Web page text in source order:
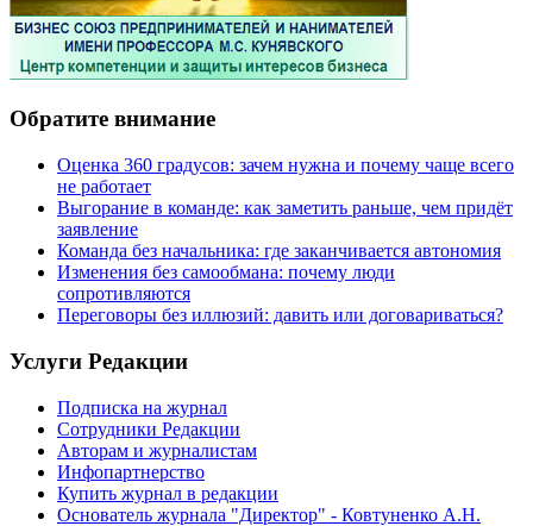
Обратите внимание
Оценка 360 градусов: зачем нужна и почему чаще всего
не работает
Выгорание в команде: как заметить раньше, чем придёт
заявление
Команда без начальника: где заканчивается автономия
Изменения без самообмана: почему люди
сопротивляются
Переговоры без иллюзий: давить или договариваться?
Услуги Редакции
Подписка на журнал
Сотрудники Редакции
Авторам и журналистам
Инфопартнерство
Купить журнал в редакции
Основатель журнала "Директор" - Ковтуненко А.Н.